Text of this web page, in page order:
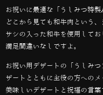
お祝いに最適な「うしみつ特製
どこから見ても和牛肉という
サシの入った和牛を使用して
満足間違いなしですよ。
お祝い用デザートの「うしみ
ザートとともに主役の方への
美味しいデザートと祝福の言